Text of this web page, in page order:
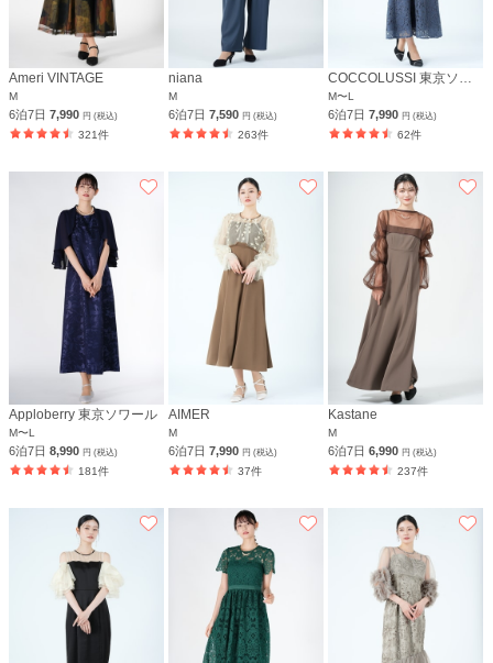
Ameri VINTAGE
M
6泊7日 7,990 円 (税込)
321件
niana
M
6泊7日7,590円 (税込)
263件
COCCOLUSSI 東京ソワール
M〜L
6泊7日7,990円 (税込)
62件
Apploberry 東京ソワール
M〜L
6泊7日 8,990 円 (税込)
181件
AIMER
M
6泊7日7,990円 (税込)
37件
Kastane
M
6泊7日6,990円 (税込)
237件